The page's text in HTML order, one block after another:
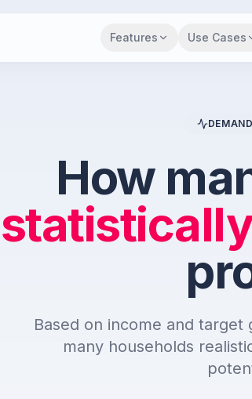
Features Use Cases
How
statistically
Based on income and
many households